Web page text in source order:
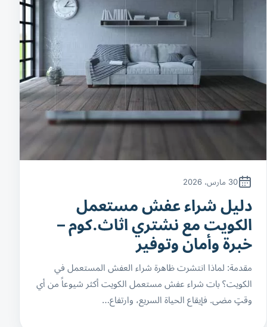
30 مارس، 2026
دليل شراء عفش مستعمل
الكويت مع نشتري اثاث.كوم –
خبرة وأمان وتوفير
مقدمة: لماذا انتشرت ظاهرة شراء العفش المستعمل في
الكويت؟ بات شراء عفش مستعمل الكويت أكثر شيوعاً من أي
وقتٍ مضى. فإيقاع الحياة السريع، وارتفاع…